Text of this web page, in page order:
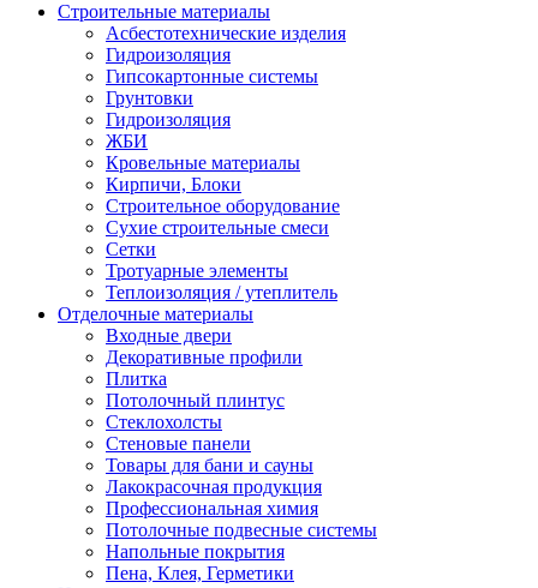
Строительные материалы
Асбестотехнические изделия
Гидроизоляция
Гипсокартонные системы
Грунтовки
Гидроизоляция
ЖБИ
Кровельные материалы
Кирпичи, Блоки
Строительное оборудование
Сухие строительные смеси
Сетки
Тротуарные элементы
Теплоизоляция / утеплитель
Отделочные материалы
Входные двери
Декоративные профили
Плитка
Потолочный плинтус
Стеклохолсты
Стеновые панели
Товары для бани и сауны
Лакокрасочная продукция
Профессиональная химия
Потолочные подвесные системы
Напольные покрытия
Пена, Клея, Герметики